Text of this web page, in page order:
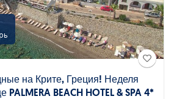
на Крите, Греция! Неделя
PALMERA BEACH HOTEL & SPA 4*